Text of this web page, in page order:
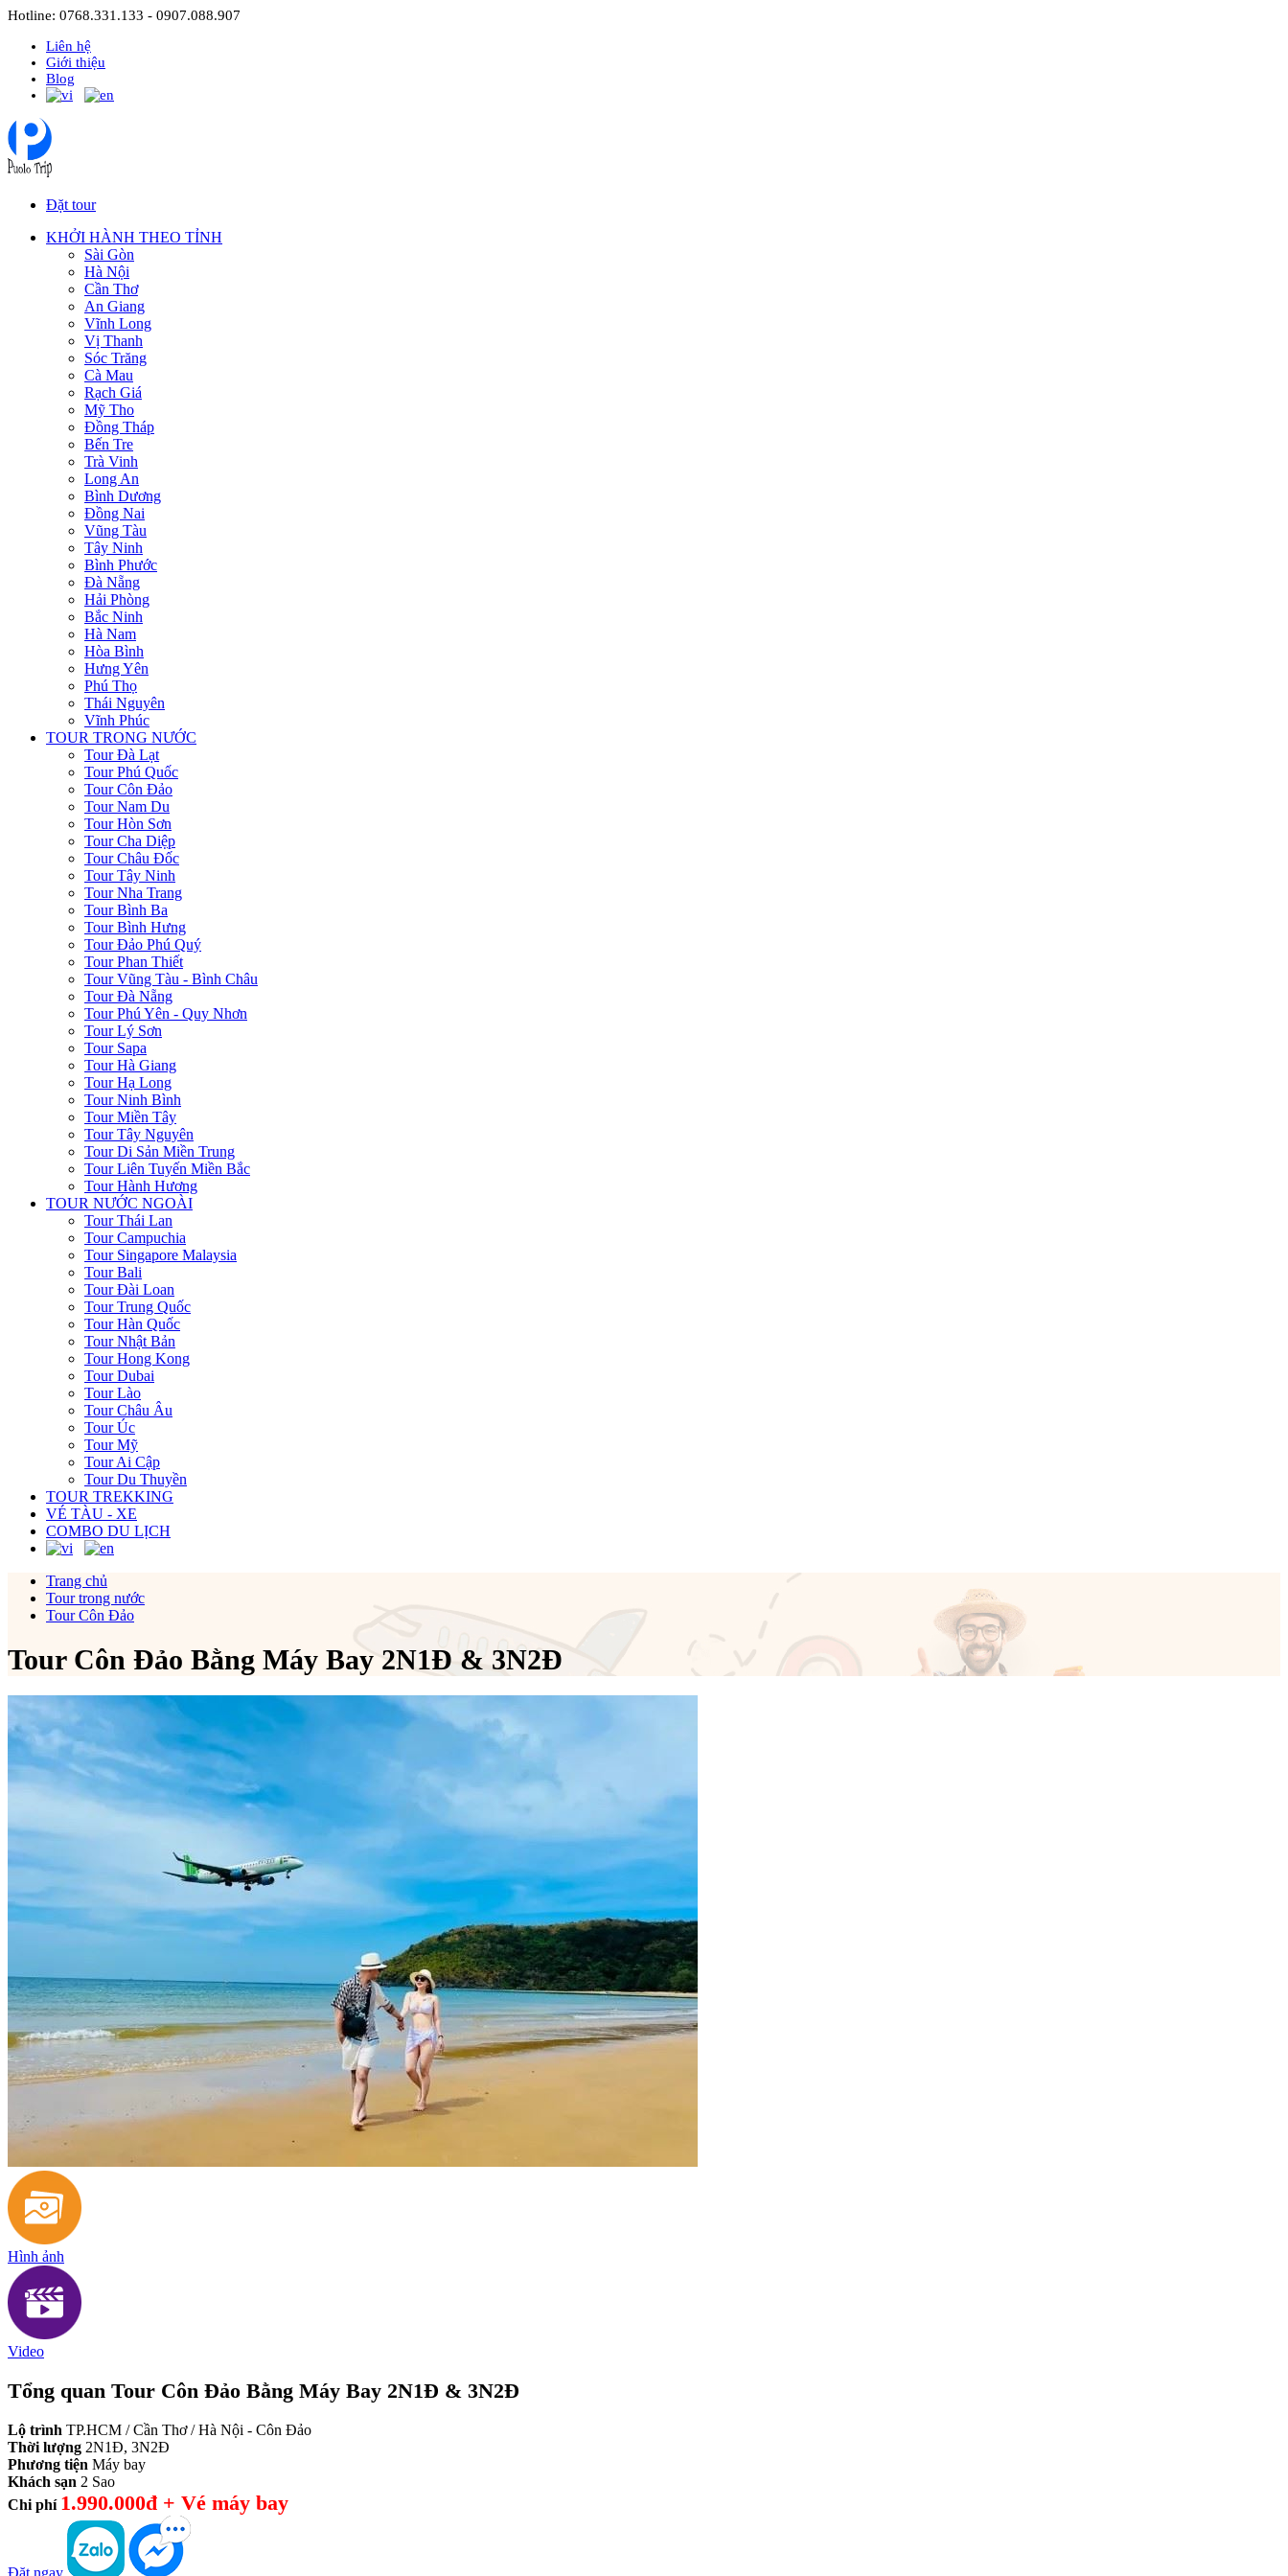
Hotline: 0768.331.133 - 0907.088.907
Liên hệ
Giới thiệu
Blog
Đặt tour
KHỞI HÀNH THEO TỈNH
Sài Gòn
Hà Nội
Cần Thơ
An Giang
Vĩnh Long
Vị Thanh
Sóc Trăng
Cà Mau
Rạch Giá
Mỹ Tho
Đồng Tháp
Bến Tre
Trà Vinh
Long An
Bình Dương
Đồng Nai
Vũng Tàu
Tây Ninh
Bình Phước
Đà Nẵng
Hải Phòng
Bắc Ninh
Hà Nam
Hòa Bình
Hưng Yên
Phú Thọ
Thái Nguyên
Vĩnh Phúc
TOUR TRONG NƯỚC
Tour Đà Lạt
Tour Phú Quốc
Tour Côn Đảo
Tour Nam Du
Tour Hòn Sơn
Tour Cha Diệp
Tour Châu Đốc
Tour Tây Ninh
Tour Nha Trang
Tour Bình Ba
Tour Bình Hưng
Tour Đảo Phú Quý
Tour Phan Thiết
Tour Vũng Tàu - Bình Châu
Tour Đà Nẵng
Tour Phú Yên - Quy Nhơn
Tour Lý Sơn
Tour Sapa
Tour Hà Giang
Tour Hạ Long
Tour Ninh Bình
Tour Miền Tây
Tour Tây Nguyên
Tour Di Sản Miền Trung
Tour Liên Tuyến Miền Bắc
Tour Hành Hương
TOUR NƯỚC NGOÀI
Tour Thái Lan
Tour Campuchia
Tour Singapore Malaysia
Tour Bali
Tour Đài Loan
Tour Trung Quốc
Tour Hàn Quốc
Tour Nhật Bản
Tour Hong Kong
Tour Dubai
Tour Lào
Tour Châu Âu
Tour Úc
Tour Mỹ
Tour Ai Cập
Tour Du Thuyền
TOUR TREKKING
VÉ TÀU - XE
COMBO DU LỊCH
Trang chủ
Tour trong nước
Tour Côn Đảo
Tour Côn Đảo Bằng Máy Bay 2N1Đ & 3N2Đ
Hình ảnh
Video
Tổng quan Tour Côn Đảo Bằng Máy Bay 2N1Đ & 3N2Đ
Lộ trình TP.HCM / Cần Thơ / Hà Nội - Côn Đảo
Thời lượng 2N1Đ, 3N2Đ
Phương tiện Máy bay
Khách sạn 2 Sao
Chi phí 1.990.000đ + Vé máy bay
Đặt ngay